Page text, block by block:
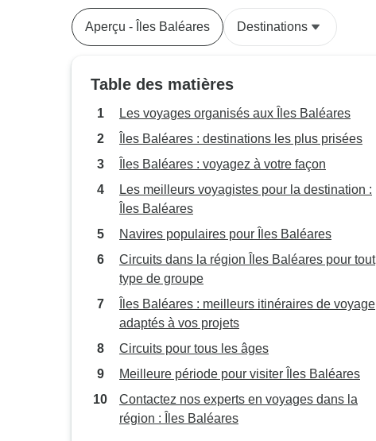
Aperçu - Îles Baléares Destinations
Table des matières
Les voyages organisés aux Îles Baléares
Îles Baléares : destinations les plus prisées
Îles Baléares : voyagez à votre façon
Les meilleurs voyagistes pour la destination :
Îles Baléares
Navires populaires pour Îles Baléares
Circuits dans la région Îles Baléares pour tout
type de groupe
Îles Baléares : meilleurs itinéraires de voyage
adaptés à vos projets
Circuits pour tous les âges
Meilleure période pour visiter Îles Baléares
Contactez nos experts en voyages dans la
région : Îles Baléares